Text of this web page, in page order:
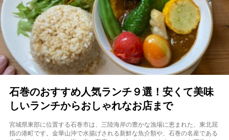
石巻のおすすめ人気ランチ９選！安くて美味
しいランチからおしゃれなお店まで
宮城県東部に位置する石巻市は、三陸海岸の豊かな漁場に恵まれた、東北屈
指の港町です。金華山沖で水揚げされる新鮮な魚介類や、石巻の名産である